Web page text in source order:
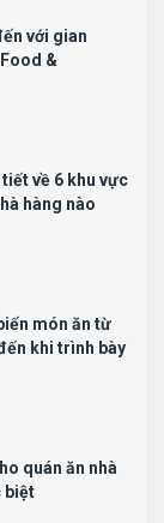
với gian
&
về 6 khu vực
hàng nào
món ăn từ
khi trình bày
quán ăn nhà
biệt